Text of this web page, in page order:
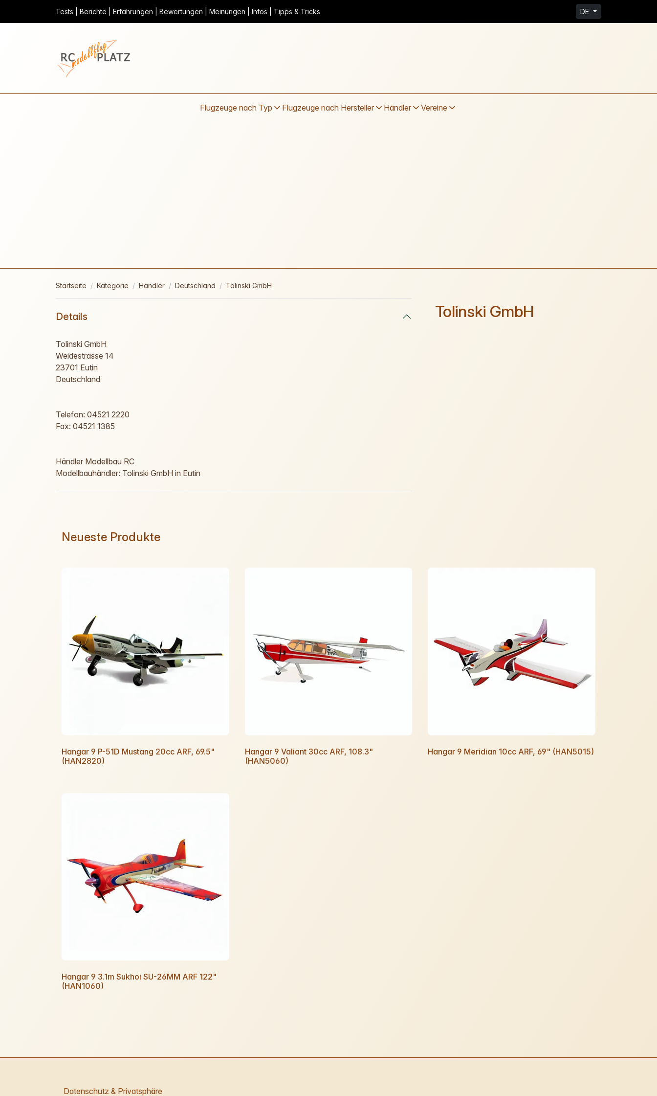
Tests | Berichte | Erfahrungen | Bewertungen | Meinungen | Infos | Tipps & Tricks DE
Flugzeuge nach Typ Flugzeuge nach Hersteller Händler Vereine
Startseite Kategorie Händler Deutschland Tolinski GmbH
Tolinski GmbH
Details
Tolinski GmbH
Weidestrasse 14
23701 Eutin
Deutschland
Telefon: 04521 2220
Fax: 04521 1385
Händler Modellbau RC
Modellbauhändler: Tolinski GmbH in Eutin
Neueste Produkte
Hangar 9 P-51D Mustang 20cc ARF, 69.5"
(HAN2820)
Hangar 9 Valiant 30cc ARF, 108.3"
(HAN5060)
Hangar 9 Meridian 10cc ARF, 69" (HAN5015)
Hangar 9 3.1m Sukhoi SU-26MM ARF 122"
(HAN1060)
Datenschutz & Privatsphäre